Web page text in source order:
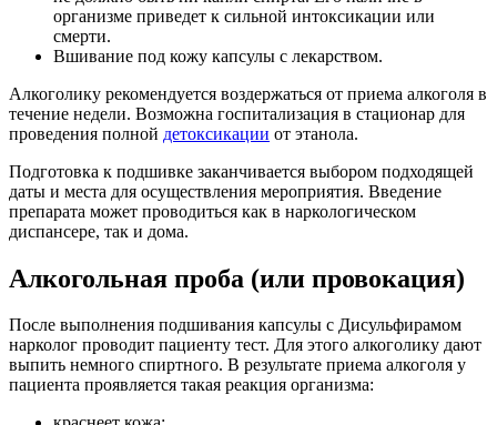
организме приведет к сильной интоксикации или
смерти.
Вшивание под кожу капсулы с лекарством.
Алкоголику рекомендуется воздержаться от приема алкоголя в
течение недели. Возможна госпитализация в стационар для
проведения полной детоксикации от этанола.
Подготовка к подшивке заканчивается выбором подходящей
даты и места для осуществления мероприятия. Введение
препарата может проводиться как в наркологическом
диспансере, так и дома.
Алкогольная проба (или провокация)
После выполнения подшивания капсулы с Дисульфирамом
нарколог проводит пациенту тест. Для этого алкоголику дают
выпить немного спиртного. В результате приема алкоголя у
пациента проявляется такая реакция организма: